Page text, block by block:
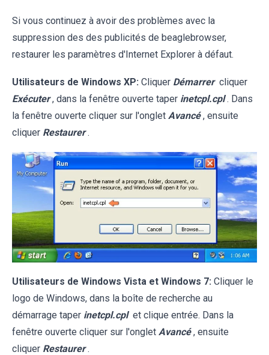
Si vous continuez à avoir des problèmes avec la
suppression des des publicités de beaglebrowser,
restaurer les paramètres d'Internet Explorer à défaut.
Utilisateurs de Windows XP: Cliquer Démarrer cliquer
Exécuter , dans la fenêtre ouverte taper inetcpl.cpl . Dans
la fenêtre ouverte cliquer sur l'onglet Avancé , ensuite
cliquer Restaurer .
Utilisateurs de Windows Vista et Windows 7: Cliquer le
logo de Windows, dans la boîte de recherche au
démarrage taper inetcpl.cpl et clique entrée. Dans la
fenêtre ouverte cliquer sur l'onglet Avancé , ensuite
cliquer Restaurer .